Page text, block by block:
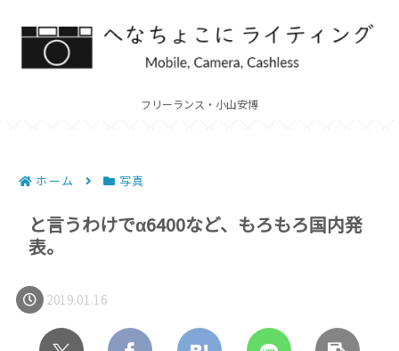
フリーランス・小山安博
ホーム 写真
と言うわけでα6400など、もろもろ国内発
表。
2019.01.16